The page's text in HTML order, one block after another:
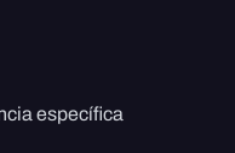
específica